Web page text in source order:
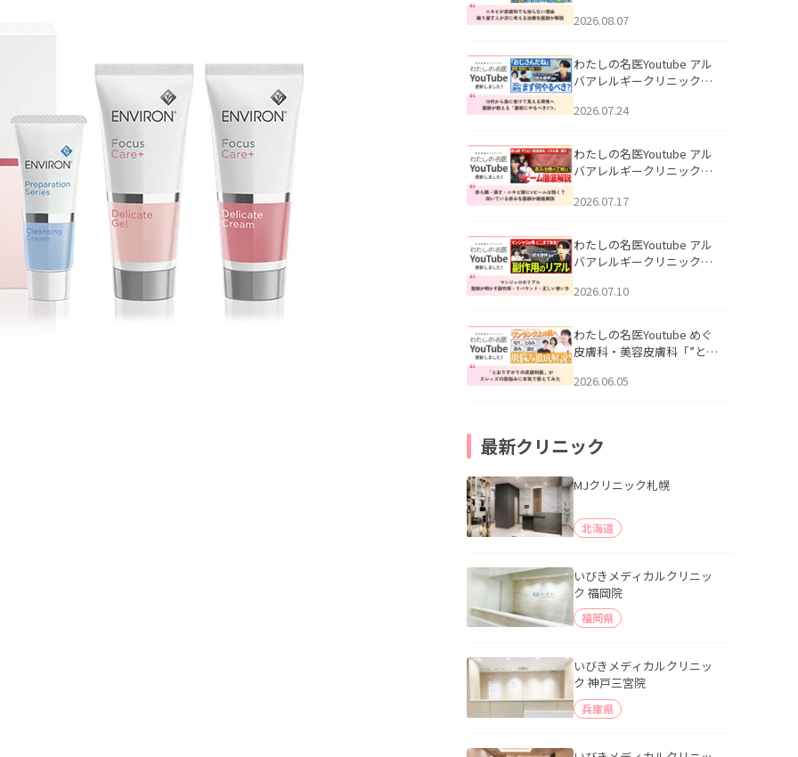
らない理由｜繰り返す人が
説」を公開いたしました。
2026.08.07
わたしの名医Youtube アル
バアレルギークリニック札
える男性へ｜医師が教える
公開いたしました。
2026.07.24
わたしの名医Youtube アル
バアレルギークリニック札
跡にVビームは効く？向いて
説」を公開いたしました。
2026.07.17
わたしの名医Youtube アル
バアレルギークリニック札
医師が明かす副作用・リバ
公開いたしました。
2026.07.10
わたしの名医Youtube めぐ
皮膚科・美容皮膚科「”とお
ッズの肌悩みに本気で答え
2026.06.05
最新クリニック
MJクリニック札幌
北海道
いびきメディカルクリニッ
ク 福岡院
福岡県
いびきメディカルクリニッ
ク 神戸三宮院
兵庫県